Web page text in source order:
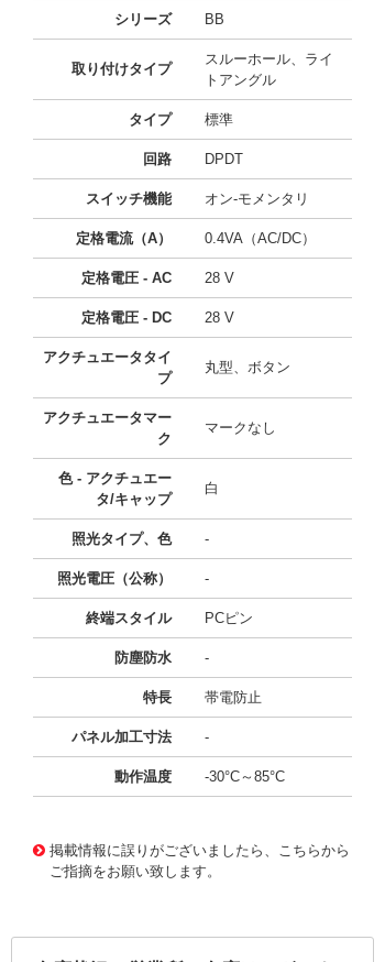
シリーズ BB
取り付けタイプ
スルーホール、ライ
トアングル
タイプ 標準
回路 DPDT
スイッチ機能 オン-モメンタリ
定格電流（A） 0.4VA（AC/DC）
定格電圧 - AC 28 V
定格電圧 - DC 28 V
アクチュエータタイ
プ
丸型、ボタン
アクチュエータマー
ク
マークなし
色 - アクチュエー
タ/キャップ
白
照光タイプ、色 -
照光電圧（公称） -
終端スタイル PCピン
防塵防水 -
特長 帯電防止
パネル加工寸法 -
動作温度 -30°C～85°C
掲載情報に誤りがございましたら、こちらから
ご指摘をお願い致します。